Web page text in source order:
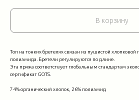
В корзину
Топ на тонких бретелях связан из пушистой
полиамида. Бретели регулируются по длине.
Эта пряжа соответствует глобальным стандартам
сертификат GOTS.
74% органический хлопок, 26% полиамид